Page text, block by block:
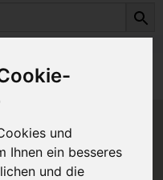
und
Ihnen ein besseres
und die
Garten
nicht